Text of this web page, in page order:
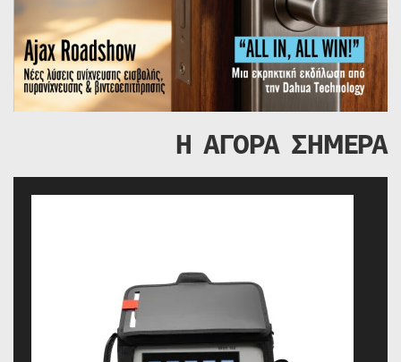
Η ΑΓΟΡΑ ΣΗΜΕΡΑ